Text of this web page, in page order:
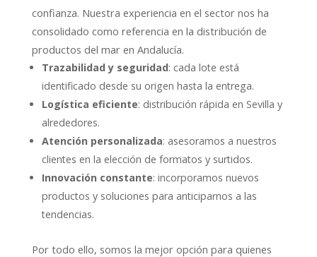
confianza. Nuestra experiencia en el sector nos ha
consolidado como referencia en la distribución de
productos del mar en Andalucía.
Trazabilidad y seguridad: cada lote está
identificado desde su origen hasta la entrega.
Logística eficiente: distribución rápida en Sevilla y
alrededores.
Atención personalizada: asesoramos a nuestros
clientes en la elección de formatos y surtidos.
Innovación constante: incorporamos nuevos
productos y soluciones para anticiparnos a las
tendencias.
Por todo ello, somos la mejor opción para quienes